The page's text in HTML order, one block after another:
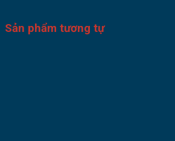
Sản phẩm tương tự